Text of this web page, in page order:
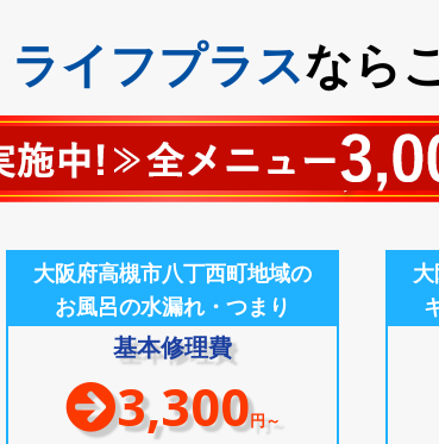
ライフプラスなら
大阪府高槻市八丁西町地域の
お風呂の水漏れ・つまり
基本修理費
3,300円～